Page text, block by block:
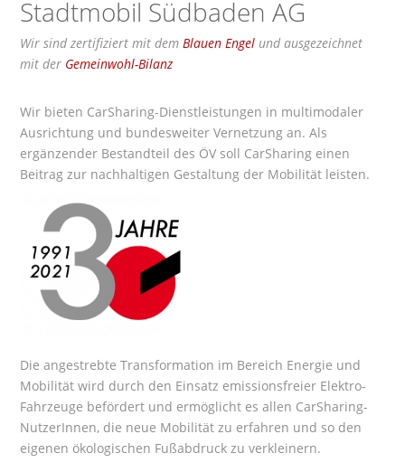
Stadtmobil Südbaden AG
Wir sind zertifiziert mit demBlauen Engel und ausgezeichnet
mit der Gemeinwohl-Bilanz
Wir bieten CarSharing-Dienstleistungen in multimodaler
Ausrichtung und bundesweiter Vernetzung an. Als
ergänzender Bestandteil des ÖV soll CarSharing einen
Beitrag zur nachhaltigen Gestaltung der Mobilität leisten.
Die angestrebte Transformation im Bereich Energie und
Mobilität wird durch den Einsatz emissionsfreier Elektro-
Fahrzeuge befördert und ermöglicht es allen CarSharing-
NutzerInnen, die neue Mobilität zu erfahren und so den
eigenen ökologischen Fußabdruck zu verkleinern.